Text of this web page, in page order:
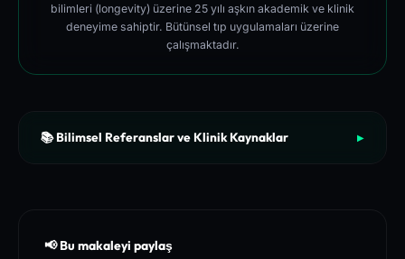
bilimleri (longevity) üzerine 25 yılı aşkın akademik ve klinik
deneyime sahiptir. Bütünsel tıp uygulamaları üzerine
çalışmaktadır.
📚 Bilimsel Referanslar ve Klinik Kaynaklar ▶
l Database of Peer-Reviewed Clinical Trials
📢 Bu makaleyi paylaş